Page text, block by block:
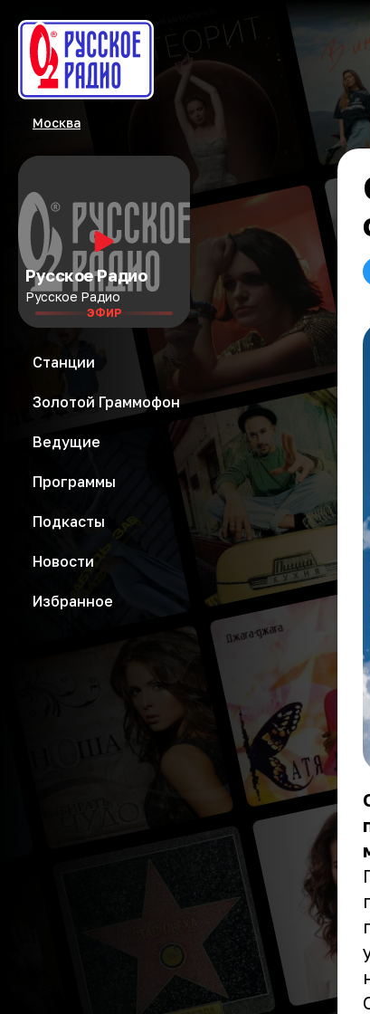
Москва
Русское Радио
Русское Радио
ЭФИР
Станции
Золотой Граммофон
Ведущие
Программы
Подкасты
Новости
Избранное